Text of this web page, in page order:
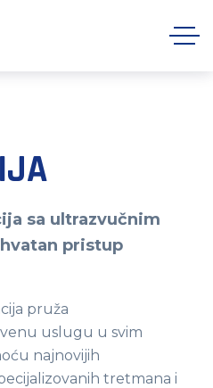
sa ultrazvučnim
pristup
pruža
uslugu u svim
najnovijih
tretmana i